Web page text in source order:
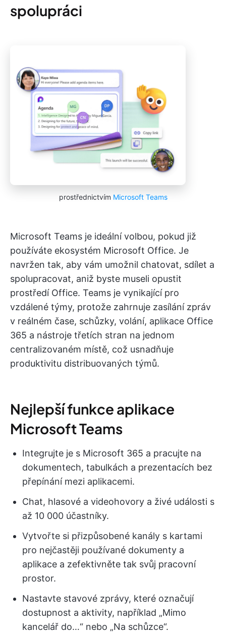
spolupráci
prostřednictvím Microsoft Teams
Microsoft Teams je ideální volbou, pokud již
používáte ekosystém Microsoft Office. Je
navržen tak, aby vám umožnil chatovat, sdílet a
spolupracovat, aniž byste museli opustit
prostředí Office. Teams je vynikající pro
vzdálené týmy, protože zahrnuje zasílání zpráv
v reálném čase, schůzky, volání, aplikace Office
365 a nástroje třetích stran na jednom
centralizovaném místě, což usnadňuje
produktivitu distribuovaných týmů.
Nejlepší funkce aplikace
Microsoft Teams
Integrujte je s Microsoft 365 a pracujte na
dokumentech, tabulkách a prezentacích bez
přepínání mezi aplikacemi.
Chat, hlasové a videohovory a živé události s
až 10 000 účastníky.
Vytvořte si přizpůsobené kanály s kartami
pro nejčastěji používané dokumenty a
aplikace a zefektivněte tak svůj pracovní
prostor.
Nastavte stavové zprávy, které označují
dostupnost a aktivity, například „Mimo
kancelář do…“ nebo „Na schůzce“.